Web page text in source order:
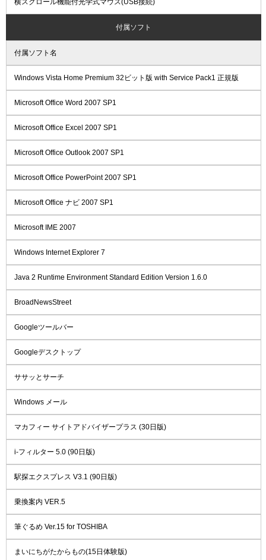
横スクロール機能付光学式マウス(USB接続)
付属ソフト
付属ソフト名
Windows Vista Home Premium 32ビット版 with Service Pack1 正規版
Microsoft Office Word 2007 SP1
Microsoft Office Excel 2007 SP1
Microsoft Office Outlook 2007 SP1
Microsoft Office PowerPoint 2007 SP1
Microsoft Office ナビ 2007 SP1
Microsoft IME 2007
Windows Internet Explorer 7
Java 2 Runtime Environment Standard Edition Version 1.6.0
BroadNewsStreet
Googleツールバー
Googleデスクトップ
ササッとサーチ
Windows メール
マカフィー サイトアドバイザープラス (30日版)
i-フィルター 5.0 (90日版)
駅探エクスプレス V3.1 (90日版)
乗換案内 VER.5
筆ぐるめ Ver.15 for TOSHIBA
まいにちがたからもの(15日体験版)